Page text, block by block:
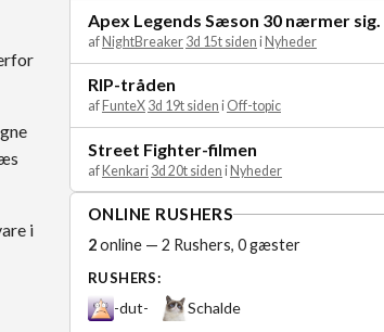
i
Apex Legends Sæson 30 nærmer sig.
af NightBreaker 3d 15t siden i Nyheder
RIP-tråden
af FunteX 3d 19t siden i Off-topic
Street Fighter-filmen
afKenkari 3d 20t siden iNyheder
ONLINE RUSHERS
2online — 2 Rushers, 0 gæster
RUSHERS:
-dut- Schalde